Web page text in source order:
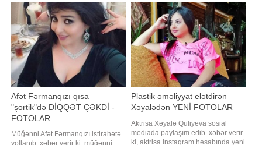
istinadən xəbər verir ki, tədbirdən
sonra jurnalistlərlə söhbət edən
Altuğa bir junalist "qırmızı
geyinmisiniz
ayırıb. Qeyd edək ki, Fahriye Evcen
bu il "Alparslan"
Afət Fərmanqızı qısa
"şortik"də DİQQƏT ÇƏKDİ -
FOTOLAR
Müğənni Afət Fərmanqızı istirahətə
yollanıb. xəbər verir ki, müğənni
Plastik əməliyyat elətdirən
Xəyalədən YENİ FOTOLAR
Aktrisa Xəyalə Quliyeva sosial
mediada paylaşım edib. xəbər verir
ki, aktrisa instaqram hesabında yeni